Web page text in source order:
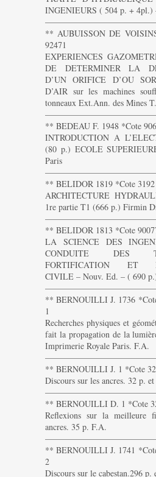
INGENIEURS ( 504 p. + 4pl.)
** AUBUISSON DE
92471
EXPERIENCES
DE DETERMINER LA
D’UN ORIFICE D’OU
D’AIR sur les machines
tonneaux Ext.Ann. des Mines
** BEDEAU F. 1948 *Cote
INTRODUCTION A
(80 p.) ECOLE
Paris
** BELIDOR 1819 *Cote 3192
ARCHITECTURE
1re partie T1 (666 p.) Firmin
** BELIDOR 1813 *Cote
LA SCIENCE DES
CONDUITE DES
FORTIFICATION ET
CIVILE – Nouv. Ed. – ( 690
** BERNOUILLI J. 1736
1
Recherches physiques et
fait la propagation de la
Imprimerie Royale Paris. F.A.
** BERNOUILLI J. 1 *Cote
Discours sur les ancres. 32 p.
** BERNOUILLI D. 1 *Cote
Reflexions sur la meilleure
ancres. 35 p. F.A.
** BERNOUILLI J. 1741
2
Discours sur le cabestan.296 p.